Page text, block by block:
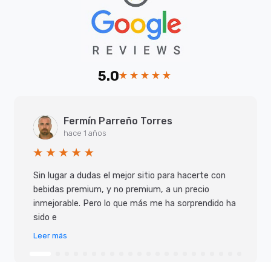
5.0
Fermín Parreño Torres
hace 1 años
Sin lugar a dudas el mejor sitio para hacerte con
bebidas premium, y no premium, a un precio
inmejorable. Pero lo que más me ha sorprendido ha
sido e
Leer más